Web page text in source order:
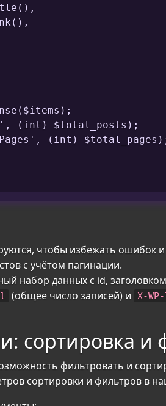
(int) $total_posts);
(int)
чтобы избежать ошибок
с учётом пагинации.
набор данных с id,
(общее число записей) и X-
сортировка и
фильтровать и
сортировки и фильтров в